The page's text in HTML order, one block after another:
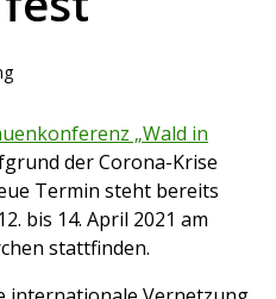
„Wald in
der Corona-Krise
Termin steht bereits
bis 14. April 2021 am
stattfinden.